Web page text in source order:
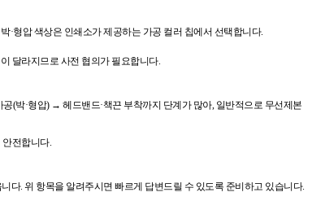
·형압 색상은 인쇄소가 제공하는 가공 컬러 칩에서 선택합니다.
달라지므로 사전 협의가 필요합니다.
박·형압) → 헤드밴드·책끈 부착까지 단계가 많아, 일반적으로 무선제본
안전합니다.
다. 위 항목을 알려주시면 빠르게 답변드릴 수 있도록 준비하고 있습니다.